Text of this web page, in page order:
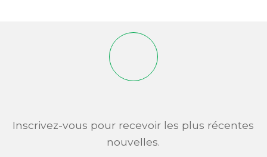
Inscrivez-vous pour recevoir les plus récentes
nouvelles.